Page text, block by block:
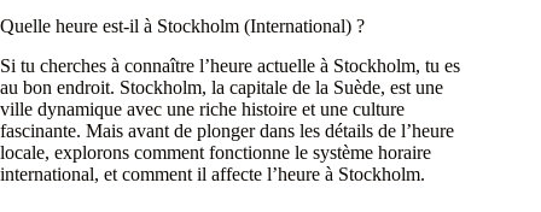
Quelle heure est-il à Stockholm (International) ?
Si tu cherches à connaître l’heure actuelle à Stockholm, tu es
au bon endroit. Stockholm, la capitale de la Suède, est une
ville dynamique avec une riche histoire et une culture
fascinante. Mais avant de plonger dans les détails de l’heure
locale, explorons comment fonctionne le système horaire
international, et comment il affecte l’heure à Stockholm.